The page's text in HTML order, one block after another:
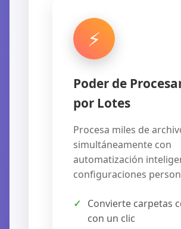
⚡
Poder de
por Lotes
Procesa miles de
simultáneamente con
automatización
configuraciones
Convierte carpetas
con un clic